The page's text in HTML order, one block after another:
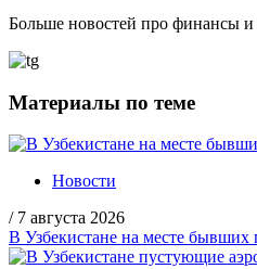
Больше новостей про финансы и
Материалы по теме
Новости
/ 7 августа 2026
В Узбекистане на месте бывших